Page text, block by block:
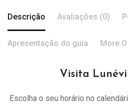
Descrição Avaliações (0)
Apresentação do guia More
Visita
Escolha o seu horário no